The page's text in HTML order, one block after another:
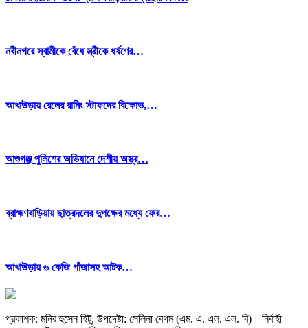
নবীনগরে স্বামীকে বেঁধে স্ত্রীকে ধর্ষণের…
আখাউড়ায় রেলের রানিং স্টাফদের বিক্ষোভ,…
আশুগঞ্জ পুলিশের অভিযানে দেশীয় অস্ত্র…
ব্রাহ্মণবাড়িয়ায় ছাত্রদলের দুপক্ষের মধ্যে ফের…
আখাউড়ায় ৬ কেজি গাঁজাসহ আটক…
প্রকাশক: মনির হুসেন হিটু, উপদেষ্টা: সেলিনা বেগম (এম. এ. এল. এল. বি) । নির্বাহী